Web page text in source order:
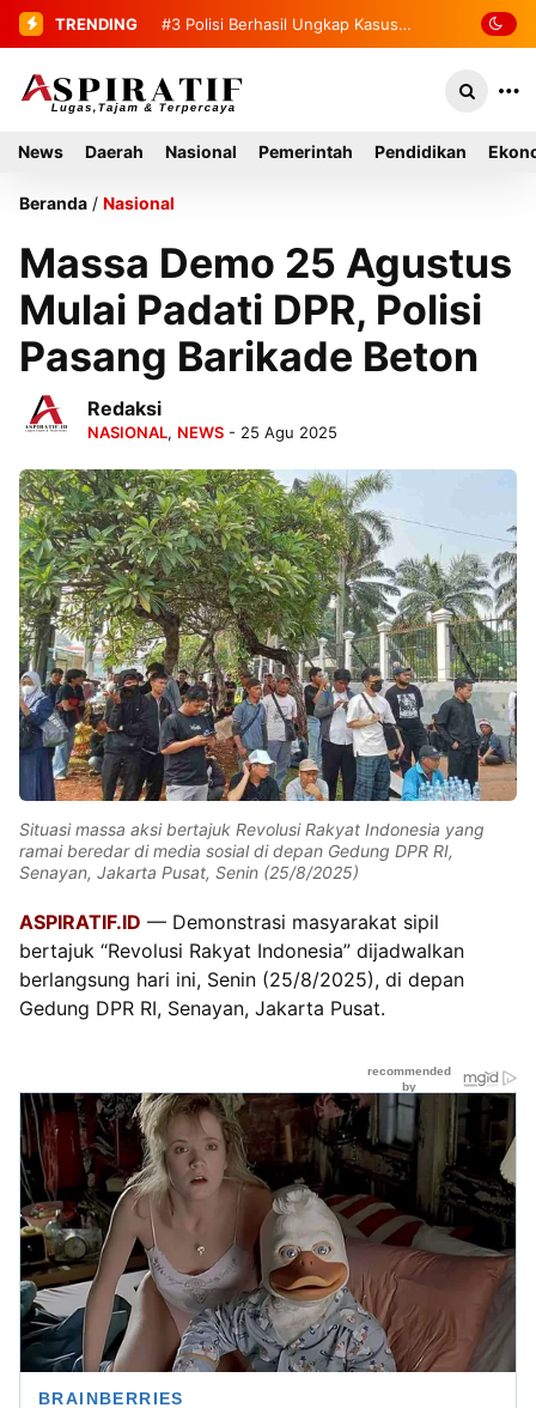
TRENDING #4 2 Tahanan yang Melarikan Diri
News Daerah Nasional Pemerintah Pendidikan
Beranda / Nasional
Massa Demo 25 Agustus
Mulai Padati DPR, Polisi
Pasang Barikade Beton
Redaksi
NASIONAL, NEWS - 25 Agu 2025
Situasi massa aksi bertajuk Revolusi Rakyat Indonesia yang
ramai beredar di media sosial di depan Gedung DPR RI,
Senayan, Jakarta Pusat, Senin (25/8/2025)
ASPIRATIF.ID — Demonstrasi masyarakat sipil
bertajuk “Revolusi Rakyat Indonesia” dijadwalkan
berlangsung hari ini, Senin (25/8/2025), di depan
Gedung DPR RI, Senayan, Jakarta Pusat.